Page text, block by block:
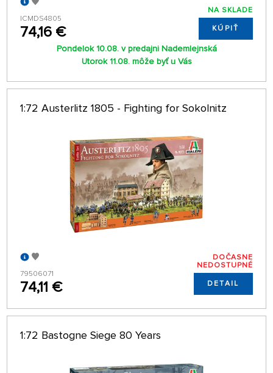
ICMDS4805
74,16 €
NA SKLADE
KÚPIŤ
Pondelok 10.08. v predajni Nademlejnská
Utorok 11.08. môže byť u Vás
1:72 Austerlitz 1805 - Fighting for Sokolnitz
79506071
74,11 €
DOČASNE
NEDOSTUPNÉ
DETAIL
1:72 Bastogne Siege 80 Years